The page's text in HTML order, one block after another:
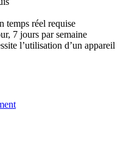
temps réel requise
7 jours par semaine
l’utilisation d’un appareil